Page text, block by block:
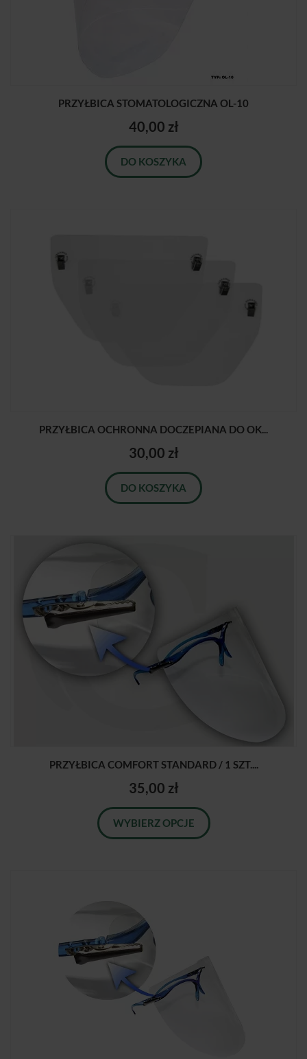
PRZYŁBICA STOMATOLOGICZNA OL-10
40,00 zł
DO KOSZYKA
PRZYŁBICA OCHRONNA DOCZEPIANA DO OK...
30,00 zł
DO KOSZYKA
PRZYŁBICA COMFORT STANDARD / 1 SZT....
35,00 zł
WYBIERZ OPCJE